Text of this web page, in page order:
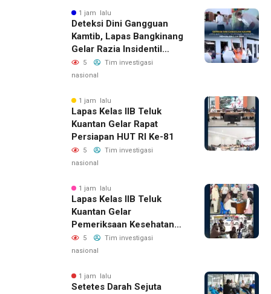
1 jam lalu
Deteksi Dini Gangguan
Kamtib, Lapas Bangkinang
Gelar Razia Insidentil
Menuju Zero Halinar
5
Tim investigasi
nasional
1 jam lalu
Lapas Kelas IIB Teluk
Kuantan Gelar Rapat
Persiapan HUT RI Ke-81
5
Tim investigasi
nasional
1 jam lalu
Lapas Kelas IIB Teluk
Kuantan Gelar
Pemeriksaan Kesehatan
Gratis Bagi Keluarga
Warga Binaan Dan
5
Tim investigasi
nasional
1 jam lalu
Setetes Darah Sejuta